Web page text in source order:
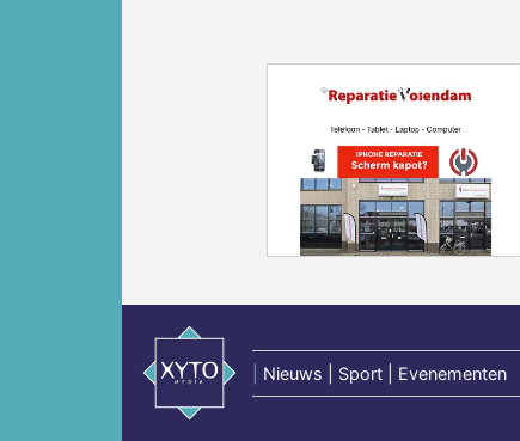
Nieuws | Sport | Evenementen